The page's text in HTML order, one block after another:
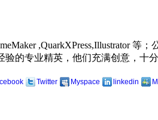
,QuarkXPress,Illustrator
的专业精英，他们充满创意，十分
Twitter Myspace linkedin